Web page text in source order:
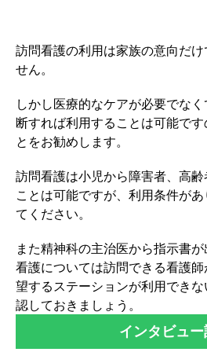
訪問看護の利用は家族の意向だ
せん。
しかし医療的なケアが必要でな
断すれば利用することは可能で
とをお勧めします。
訪問看護は小児から障害者、高
ことは可能ですが、利用条件が
てください。
また精神科の主治医から指示書
看護については訪問できる看護
望するステーションが利用でき
認しておきましょう。
インタビュ